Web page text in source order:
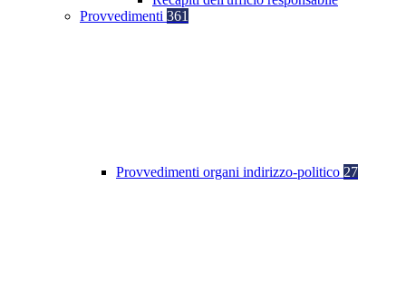
Provvedimenti 361
Provvedimenti organi indirizzo-politico 27